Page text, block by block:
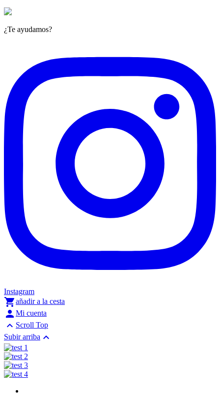
¿Te ayudamos?
Instagram
añadir a la cesta
 Mi cuenta
 Scroll Top
Subir arriba 